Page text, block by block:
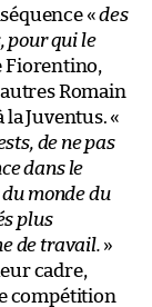
«des
pour qui le
Fiorentino,
Romain
Juventus. «
de ne pas
dans le
monde du
plus
de travail. »
cadre,
compétition